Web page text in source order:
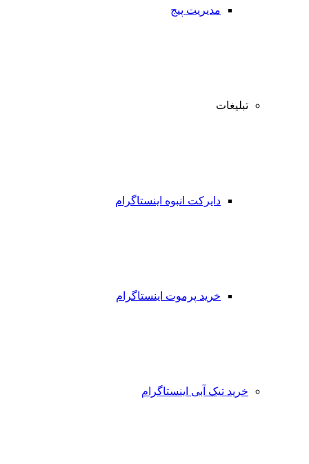
مدیریت پیج
تبلیغات
دایرکت انبوه اینستاگرام
خرید پرموت اینستاگرام
خرید تیک آبی اینستاگرام